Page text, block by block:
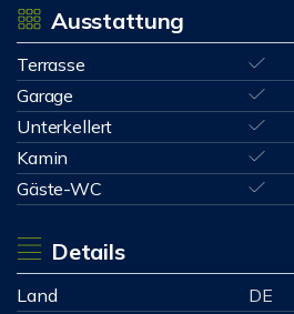
Ausstattung
Terrasse
Garage
Unterkellert
Kamin
Gäste-WC
Details
Land
DE